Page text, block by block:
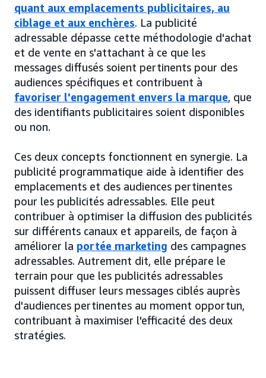
quant aux emplacements publicitaires, au
ciblage et aux enchères. La publicité
adressable dépasse cette méthodologie d'achat
et de vente en s'attachant à ce que les
messages diffusés soient pertinents pour des
audiences spécifiques et contribuent à
favoriser l'engagement envers la marque, que
des identifiants publicitaires soient disponibles
ou non.
Ces deux concepts fonctionnent en synergie. La
publicité programmatique aide à identifier des
emplacements et des audiences pertinentes
pour les publicités adressables. Elle peut
contribuer à optimiser la diffusion des publicités
sur différents canaux et appareils, de façon à
améliorer la portée marketing des campagnes
adressables. Autrement dit, elle prépare le
terrain pour que les publicités adressables
puissent diffuser leurs messages ciblés auprès
d'audiences pertinentes au moment opportun,
contribuant à maximiser l'efficacité des deux
stratégies.